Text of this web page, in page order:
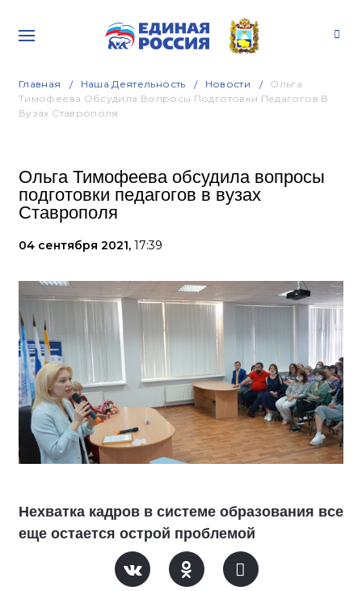
Главная Наша Деятельность Новости
Ольга
Тимофеева Обсудила Вопросы Подготовки Педагогов В
Вузах Ставрополя
Ольга Тимофеева обсудила вопросы
подготовки педагогов в вузах
Ставрополя
04 сентября 2021, 17:39
Нехватка кадров в системе образования все
еще остается острой проблемой